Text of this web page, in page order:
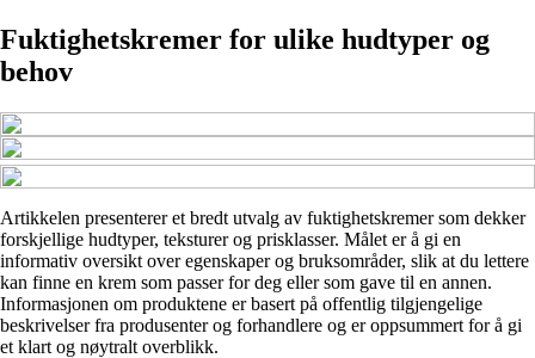
Fuktighetskremer for ulike hudtyper og
behov
Artikkelen presenterer et bredt utvalg av fuktighetskremer som dekker
forskjellige hudtyper, teksturer og prisklasser. Målet er å gi en
informativ oversikt over egenskaper og bruksområder, slik at du lettere
kan finne en krem som passer for deg eller som gave til en annen.
Informasjonen om produktene er basert på offentlig tilgjengelige
beskrivelser fra produsenter og forhandlere og er oppsummert for å gi
et klart og nøytralt overblikk.